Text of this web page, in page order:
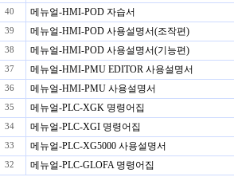
40 메뉴얼-HMI-POD 자습서
39 메뉴얼-HMI-POD 사용설명서(조작편)
38 메뉴얼-HMI-POD 사용설명서(기능편)
37 메뉴얼-HMI-PMU EDITOR 사용설명서
36 메뉴얼-HMI-PMU 사용설명서
35 메뉴얼-PLC-XGK 명령어집
34 메뉴얼-PLC-XGI 명령어집
33 메뉴얼-PLC-XG5000 사용설명서
32 메뉴얼-PLC-GLOFA 명령어집